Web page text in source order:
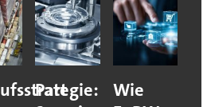
Part
Wie